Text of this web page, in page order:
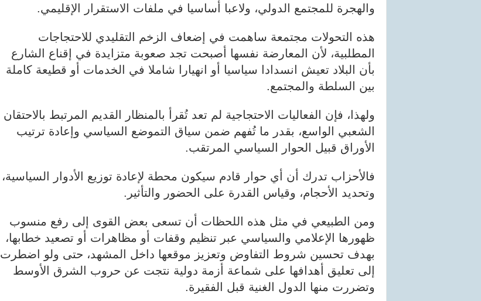
والهجرة للمجتمع الدولي، ولاعبا أساسيا في ملفات الاستقرار الإقليمي.
هذه التحولات مجتمعة ساهمت في إضعاف الزخم التقليدي للاحتجاجات
المطلبية، لأن المعارضة نفسها أصبحت تجد صعوبة متزايدة في إقناع الشارع
بأن البلاد تعيش انسدادا سياسيا أو انهيارا شاملا في الخدمات أو قطيعة كاملة
بين السلطة والمجتمع.
ولهذا، فإن الفعاليات الاحتجاجية لم تعد تُقرأ بالمنظار القديم المرتبط بالاحتقان
الشعبي الواسع، بقدر ما تُفهم ضمن سياق التموضع السياسي وإعادة ترتيب
الأوراق قبيل الحوار السياسي المرتقب.
فالأحزاب تدرك أن أي حوار قادم سيكون محطة لإعادة توزيع الأدوار السياسية،
وتحديد الأحجام، وقياس القدرة على الحضور والتأثير.
ومن الطبيعي في مثل هذه اللحظات أن تسعى بعض القوى إلى رفع منسوب
ظهورها الإعلامي والسياسي عبر تنظيم وقفات أو مظاهرات أو تصعيد خطابها،
بهدف تحسين شروط التفاوض وتعزيز موقعها داخل المشهد، حتى ولو اضطرت
إلى تعليق أهدافها على شماعة أزمة دولية نتجت عن حروب الشرق الأوسط
وتضررت منها الدول الغنية قبل الفقيرة.